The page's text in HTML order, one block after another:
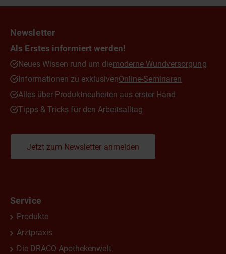
Newsletter
Als Erstes informiert werden!
Neues Wissen rund um diemoderne Wundversorgung
Informationen zu exklusivenOnline-Seminaren
Alles über Produktneuheiten aus erster Hand
Tipps & Tricks für den Arbeitsalltag
Jetzt zum Newsletter anmelden
Service
Produkte
Arztpraxis
Die DRACO Apothekenwelt